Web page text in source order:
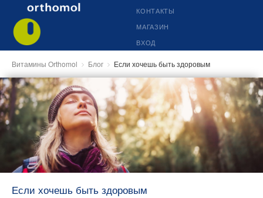
КОНТАКТЫ
МАГАЗИН
ВХОД
Витамины Orthomol Блог Если хочешь быть здоровым
Если хочешь быть здоровым